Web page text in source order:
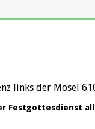
links der Mosel
Festgottesdienst